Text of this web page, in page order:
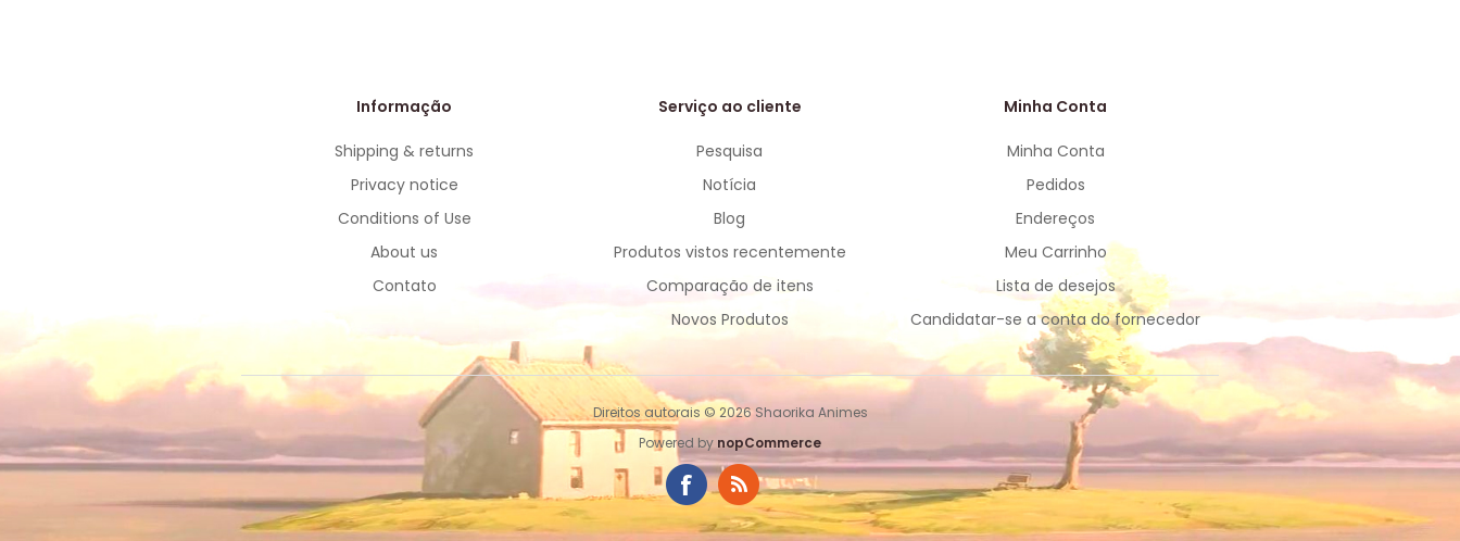
Informação
Shipping & returns
Privacy notice
Conditions of Use
About us
Contato
Serviço ao cliente
Pesquisa
Notícia
Blog
Produtos vistos recentemente
Comparação de itens
Novos Produtos
Minha Conta
Minha Conta
Pedidos
Endereços
Meu Carrinho
Lista de desejos
Candidatar-se a conta do fornecedor
Direitos autorais © 2026 Shaorika Animes
Powered by nopCommerce